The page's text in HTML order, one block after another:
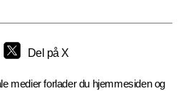
Del på X
medier forlader du hjemmesiden og